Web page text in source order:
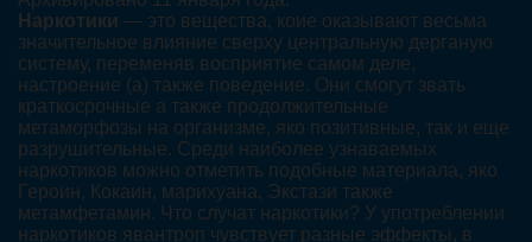
Наркотики — это вещества, коие оказывают весьма
значительное влияние сверху центральную дерганую
систему, переменяв восприятие самом деле,
настроение (а) также поведение. Они смогут звать
краткосрочные а также продолжительные
метаморфозы на организме, яко позитивные, так и еще
разрушительные. Среди наиболее узнаваемых
наркотиков можно отметить подобные материала, яко
Героин, Кокаин, марихуана, Экстази также
метамфетамин. Что случат наркотики? У употреблении
наркотиков явантроп чувствует разные эффекты, в